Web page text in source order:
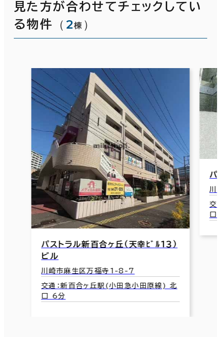
見た方が合わせてチェックしてい
る物件
（ 2棟 ）
パストラル新百合ヶ丘（天幸ﾋﾞﾙ１３）
ビル
川崎市麻生区万福寺1-8-7
交通：新百合ヶ丘駅(小田急小田原線) 北
口 6分
パ
川
交